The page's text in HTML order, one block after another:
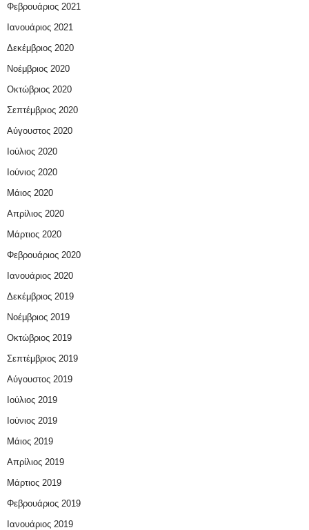
Φεβρουάριος 2021
Ιανουάριος 2021
Δεκέμβριος 2020
Νοέμβριος 2020
Οκτώβριος 2020
Σεπτέμβριος 2020
Αύγουστος 2020
Ιούλιος 2020
Ιούνιος 2020
Μάιος 2020
Απρίλιος 2020
Μάρτιος 2020
Φεβρουάριος 2020
Ιανουάριος 2020
Δεκέμβριος 2019
Νοέμβριος 2019
Οκτώβριος 2019
Σεπτέμβριος 2019
Αύγουστος 2019
Ιούλιος 2019
Ιούνιος 2019
Μάιος 2019
Απρίλιος 2019
Μάρτιος 2019
Φεβρουάριος 2019
Ιανουάριος 2019